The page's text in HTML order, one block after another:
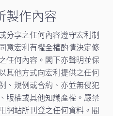
製作內容
分享之任何內容遵守宏利制
意宏利有權全權酌情決定修
任何內容。閣下亦聲明並保
其他方式向宏利提供之任何
、規例或合約、亦並無侵犯
版權或其他知識產權。嚴禁
網站所刊登之任何資料。閣